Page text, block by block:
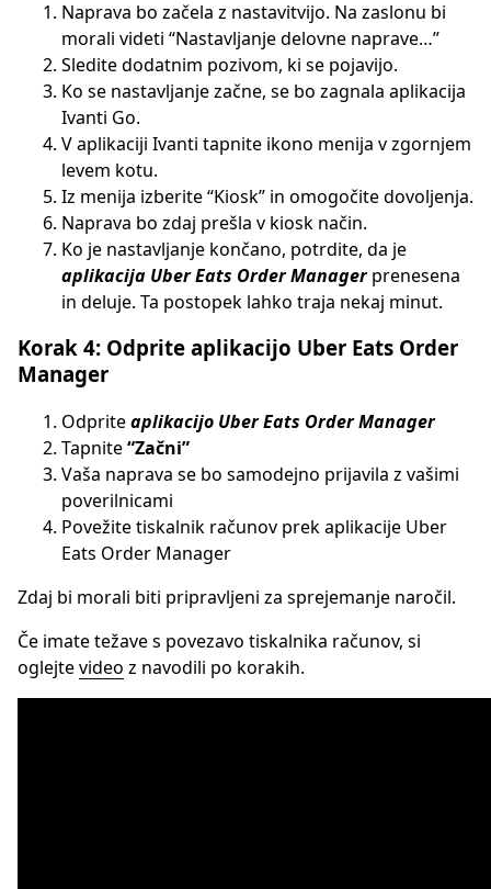
Naprava bo začela z nastavitvijo. Na zaslonu bi
morali videti “Nastavljanje delovne naprave…”
Sledite dodatnim pozivom, ki se pojavijo.
Ko se nastavljanje začne, se bo zagnala aplikacija
Ivanti Go.
V aplikaciji Ivanti tapnite ikono menija v zgornjem
levem kotu.
Iz menija izberite “Kiosk” in omogočite dovoljenja.
Naprava bo zdaj prešla v kiosk način.
Ko je nastavljanje končano, potrdite, da je
aplikacija Uber Eats Order Managerprenesena
in deluje. Ta postopek lahko traja nekaj minut.
Korak 4: Odprite aplikacijo Uber Eats Order
Manager
Odpriteaplikacijo Uber Eats Order Manager
Tapnite“Začni”
Vaša naprava se bo samodejno prijavila z vašimi
poverilnicami
Povežite tiskalnik računov prek aplikacije Uber
Eats Order Manager
Zdaj bi morali biti pripravljeni za sprejemanje naročil.
Če imate težave s povezavo tiskalnika računov, si
oglejtevideo z navodili po korakih.